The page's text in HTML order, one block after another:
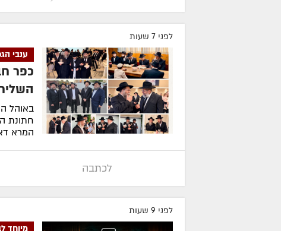
לפני 7 שעות
ענבי
כפר
באוהל
חתונת
המרא
לכתבה
לפני 9 שעות
מיוחד